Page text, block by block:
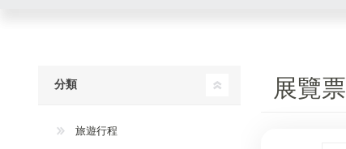
展覽票
分類
旅遊行程